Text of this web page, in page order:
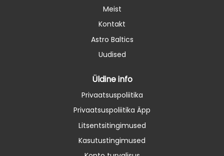
Meist
Kontakt
Astro Baltics
Uudised
Üldine info
Privaatsuspoliitika
Privaatsuspoliitika Äpp
Litsentsitingimused
Kasutustingimused